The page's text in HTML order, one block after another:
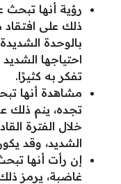
رؤية أنها
ذلك على افتقاد
بالوحدة
احتياجها
تفكر به كثيرًا.
مشاهدة أنها
تجده، ينم ذلك
خلال الفترة
الشديد، وقد
إن رأت أنها
غاضبة، يرمز